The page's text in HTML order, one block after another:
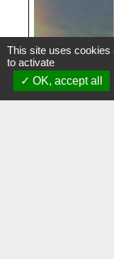
This site uses cookies
to activate
OK, accept all